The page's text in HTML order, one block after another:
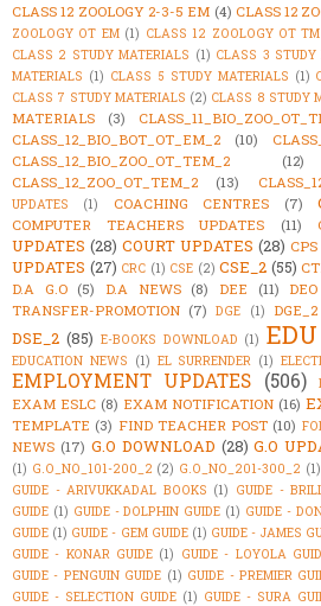
CLASS 12 ZOOLOGY 2-3-5 EM (4) CLASS 12
ZOOLOGY OT EM (1) CLASS 12 ZOOLOGY OT TM
CLASS 2 STUDY MATERIALS (1) CLASS 3 STUDY
MATERIALS (1) CLASS 5 STUDY MATERIALS (1)
CLASS 7 STUDY MATERIALS (2) CLASS 8 STUDY
MATERIALS
(3)
CLASS_12_BIO_BOT_OT_EM_2
(10)
CLASS_12_BIO_ZOO_OT_TEM_2
(12)
CLASS_12_ZOO_OT_TEM_2
(13)
UPDATES
(1) COACHING CENTRES (7)
COMPUTER TEACHERS UPDATES (11)
UPDATES (28) COURT UPDATES (28) CPS
UPDATES (27) CRC (1) CSE (2) CSE_2 (55)
D.A G.O (5) D.A NEWS (8) DEE (11)
TRANSFER-PROMOTION (7) DGE (1) DGE_2
DSE_2 (85) E-BOOKS DOWNLOAD (1)
EDUCATION NEWS (1) EL SURRENDER (1)
EMPLOYMENT UPDATES (506)
EXAM ESLC (8) EXAM NOTIFICATION (16)
TEMPLATE (3) FIND TEACHER POST (10)
NEWS (17) G.O DOWNLOAD (28) G.O
(1) G.O_NO_101-200_2 (2) G.O_NO_201-300_2 (1)
GUIDE - ARIVUKKADAL BOOKS (1) GUIDE -
GUIDE (1) GUIDE - DOLPHIN GUIDE (1) GUIDE -
GUIDE (1) GUIDE - GEM GUIDE (1) GUIDE - JAMES
GUIDE - KONAR GUIDE (1) GUIDE - LOYOLA
GUIDE - PENGUIN GUIDE (1) GUIDE - PREMIER
GUIDE - SELECTION GUIDE (1) GUIDE - SURA